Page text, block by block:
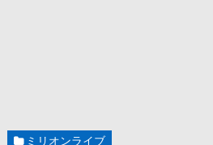
ミリオンライブ